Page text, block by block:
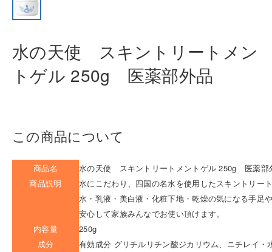
水の天使 スキントリートメン
トゲル 250g 医薬部外品
この商品について
商品名
水の天使 スキントリートメントゲル 250g 医薬部
商品説明
水にこだわり、四国の名水を使用したスキントリー
水・乳液・美白液・化粧下地・乾燥の気になる手足
安心して家族みんなでお使い頂けます。
内容量
250g
成分
有効成分 グリチルリチン酸ジカリウム、ニチレイ・